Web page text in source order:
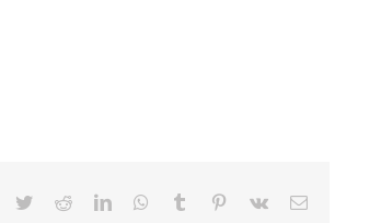
Facebook
TwitterRedditLinkedInWhatsApp
Tumblr Pinterest
Vk